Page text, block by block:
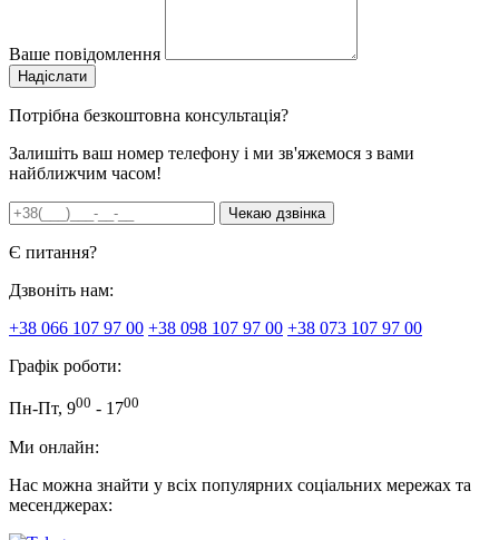
Ваше повідомлення
Потрібна безкоштовна консультація?
Залишіть ваш номер телефону і ми зв'яжемося з вами
найближчим часом!
Є питання?
Дзвоніть нам:
+38 066 107 97 00 +38 098 107 97 00 +38 073 107 97 00
Графік роботи:
Пн-Пт, 900 - 1700
Ми онлайн:
Нас можна знайти у всіх популярних соціальних мережах та
месенджерах: